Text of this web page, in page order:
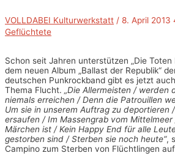
VOLLDABEI Kulturwerkstatt / 8. April 2013
Geflüchtete
Schon seit Jahren unterstützen „Die Toten
dem neuen Album „Ballast der Republik“
deutschen Punkrockband gibt es jetzt
Thema Flucht. „Die Allermeisten / werden
niemals erreichen / Denn die Patrouillen
Um sie in unserem Auftrag zu deportieren
ersaufen / Im Massengrab vom Mittelmeer
Märchen ist / Kein Happy End für alle
gestorben sind / Sterben sie noch heute“,
Campino zum Sterben von Flüchtlingen